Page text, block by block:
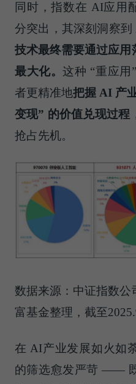
同时，指数在 AI应用
分突出，其深刻洞察
技术最终需要通过应用
最大化。这种 “重应用
者更精准地把握 AI 产
变现” 的价值兑现过程
抢占先机。
数据来源：中证指数公
富基金整理，截至
在 AI产业发展如火如
的筛选愈发严苛 ——